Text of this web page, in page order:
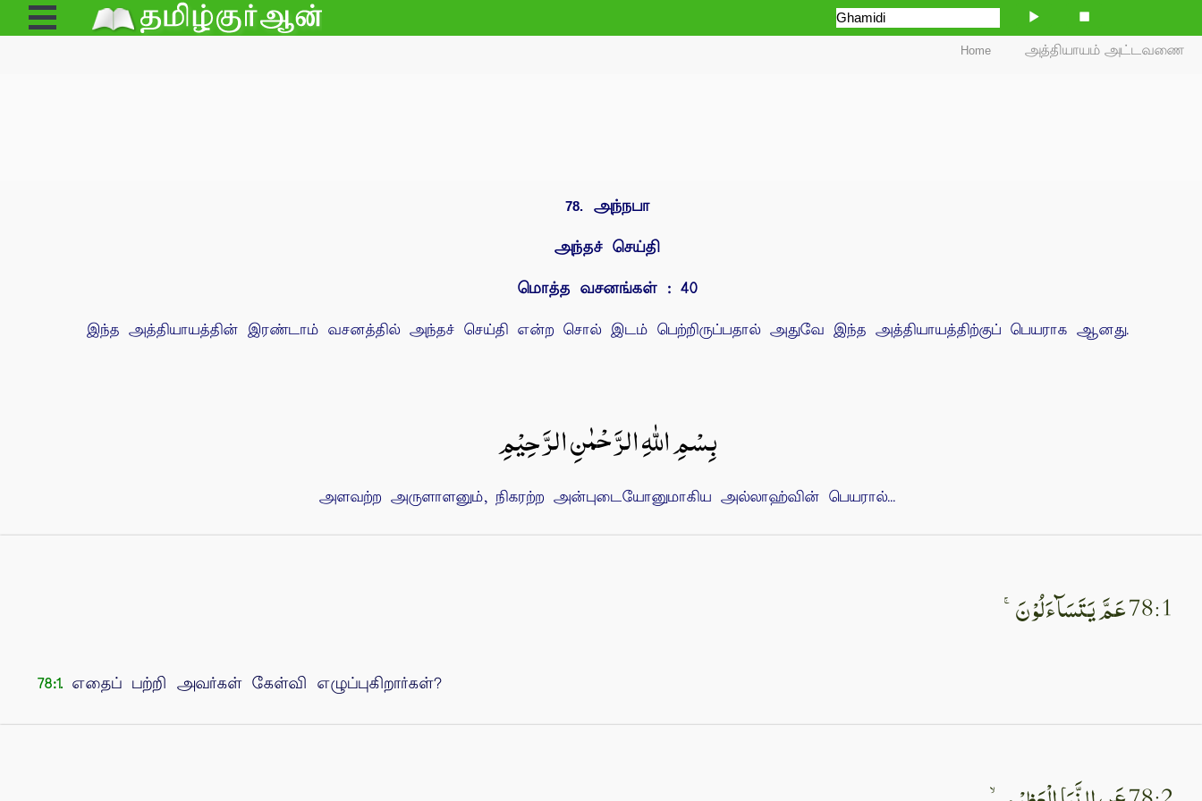
Open
Menu
Home அத்தியாயம் அட்டவணை
78. அந்நபா
அந்தச் செய்தி
மொத்த வசனங்கள் : 40
இந்த அத்தியாயத்தின் இரண்டாம் வசனத்தில் அந்தச் செய்தி என்ற சொல் இடம் பெற்றிருப்பதால் அதுவே இந்த அத்தியாயத்திற்குப் பெயராக ஆனது.
بِسْمِ اللهِ الرَّحْمٰنِ الرَّحِيْمِ
அளவற்ற அருளாளனும், நிகரற்ற அன்புடையோனுமாகிய அல்லாஹ்வின் பெயரால்...
78:1 عَمَّ يَتَسَآءَلُوْنَ‌ۚ‏
78:1. எதைப் பற்றி அவர்கள் கேள்வி எழுப்புகிறார்கள்?